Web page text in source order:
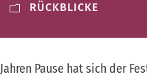
RÜCKBLICKE
Pause hat sich der